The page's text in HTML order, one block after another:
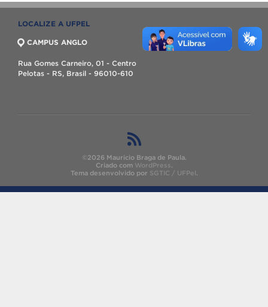
TELEFONES
LOCALIZE A UFPEL
CAMPUS ANGLO
Rua Gomes Carneiro, 01 - Centro
Pelotas - RS, Brasil - 96010-610
©2026 Mauricio Braga de Paula.
Criado com WordPress.
Tema desenvolvido por SGTIC / UFPel.